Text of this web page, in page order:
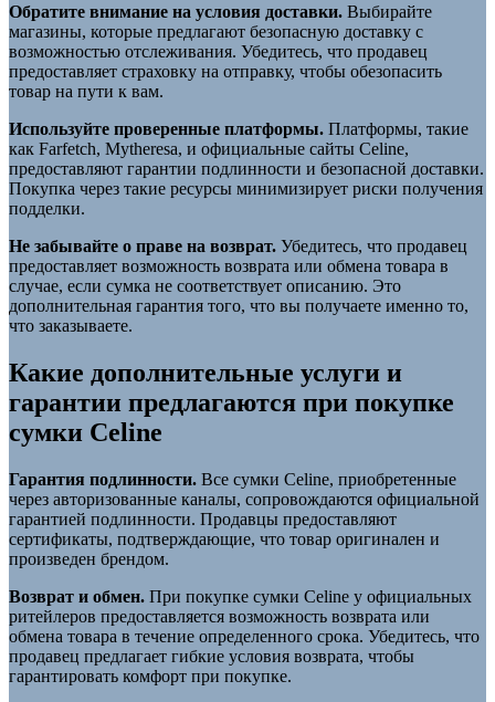
Обратите внимание на условия доставки. Выбирайте
магазины, которые предлагают безопасную доставку с
возможностью отслеживания. Убедитесь, что продавец
предоставляет страховку на отправку, чтобы обезопасить
товар на пути к вам.
Используйте проверенные платформы. Платформы, такие
как Farfetch, Mytheresa, и официальные сайты Celine,
предоставляют гарантии подлинности и безопасной доставки.
Покупка через такие ресурсы минимизирует риски получения
подделки.
Не забывайте о праве на возврат. Убедитесь, что продавец
предоставляет возможность возврата или обмена товара в
случае, если сумка не соответствует описанию. Это
дополнительная гарантия того, что вы получаете именно то,
что заказываете.
Какие дополнительные услуги и
гарантии предлагаются при покупке
сумки Celine
Гарантия подлинности. Все сумки Celine, приобретенные
через авторизованные каналы, сопровождаются официальной
гарантией подлинности. Продавцы предоставляют
сертификаты, подтверждающие, что товар оригинален и
произведен брендом.
Возврат и обмен. При покупке сумки Celine у официальных
ритейлеров предоставляется возможность возврата или
обмена товара в течение определенного срока. Убедитесь, что
продавец предлагает гибкие условия возврата, чтобы
гарантировать комфорт при покупке.